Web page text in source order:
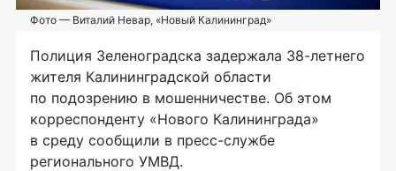
Фото — Виталий Невар, «Новый Калининград»
Полиция Зеленоградска задержала 38-летнего
жителя Калининградской области
по подозрению в мошенничестве. Об этом
корреспонденту «Нового Калининграда»
в среду сообщили в пресс-службе
регионального УМВД.